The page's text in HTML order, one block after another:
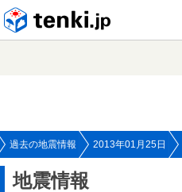
過去の地震情報 2013年01月25日
地震情報